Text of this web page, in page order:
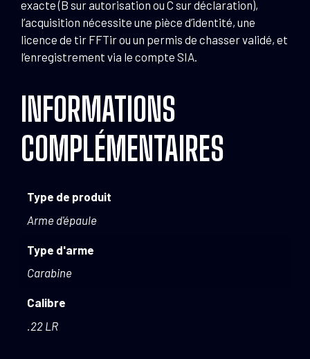
exacte (B sur autorisation ou C sur déclaration),
l’acquisition nécessite une pièce d’identité, une
licence de tir FFTir ou un permis de chasser validé, et
l’enregistrement via le compte SIA.
INFORMATIONS
COMPLÉMENTAIRES
Type de produit
Arme d'épaule
Type d'arme
Carabine
Calibre
.22 LR